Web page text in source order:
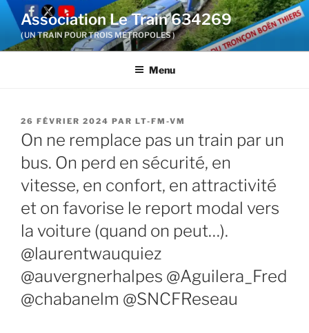
Aller
contenu
Association Le Train 634269
( UN TRAIN POUR TROIS METROPOLES )
Menu
PUBLIÉ
LE
26 FÉVRIER 2024 PAR LT-FM-VM
On ne remplace pas un train par un
bus. On perd en sécurité, en
vitesse, en confort, en attractivité
et on favorise le report modal vers
la voiture (quand on peut…).
@laurentwauquiez
@auvergnerhalpes @Aguilera_Fred
@chabanelm @SNCFReseau